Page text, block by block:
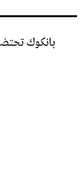
بانكوك